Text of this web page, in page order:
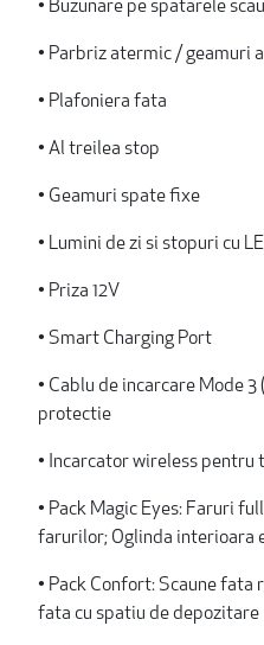
• Buzunare pe spatarele
• Parbriz atermic / geamuri
• Plafoniera fata
• Al treilea stop
• Geamuri spate fixe
• Lumini de zi si stopuri cu
• Priza 12V
• Smart Charging Port
• Cablu de incarcare Mode 3
protectie
• Incarcator wireless pentru
• Pack Magic Eyes: Faruri
farurilor; Oglinda interioara
• Pack Confort: Scaune
fata cu spatiu de depozitare